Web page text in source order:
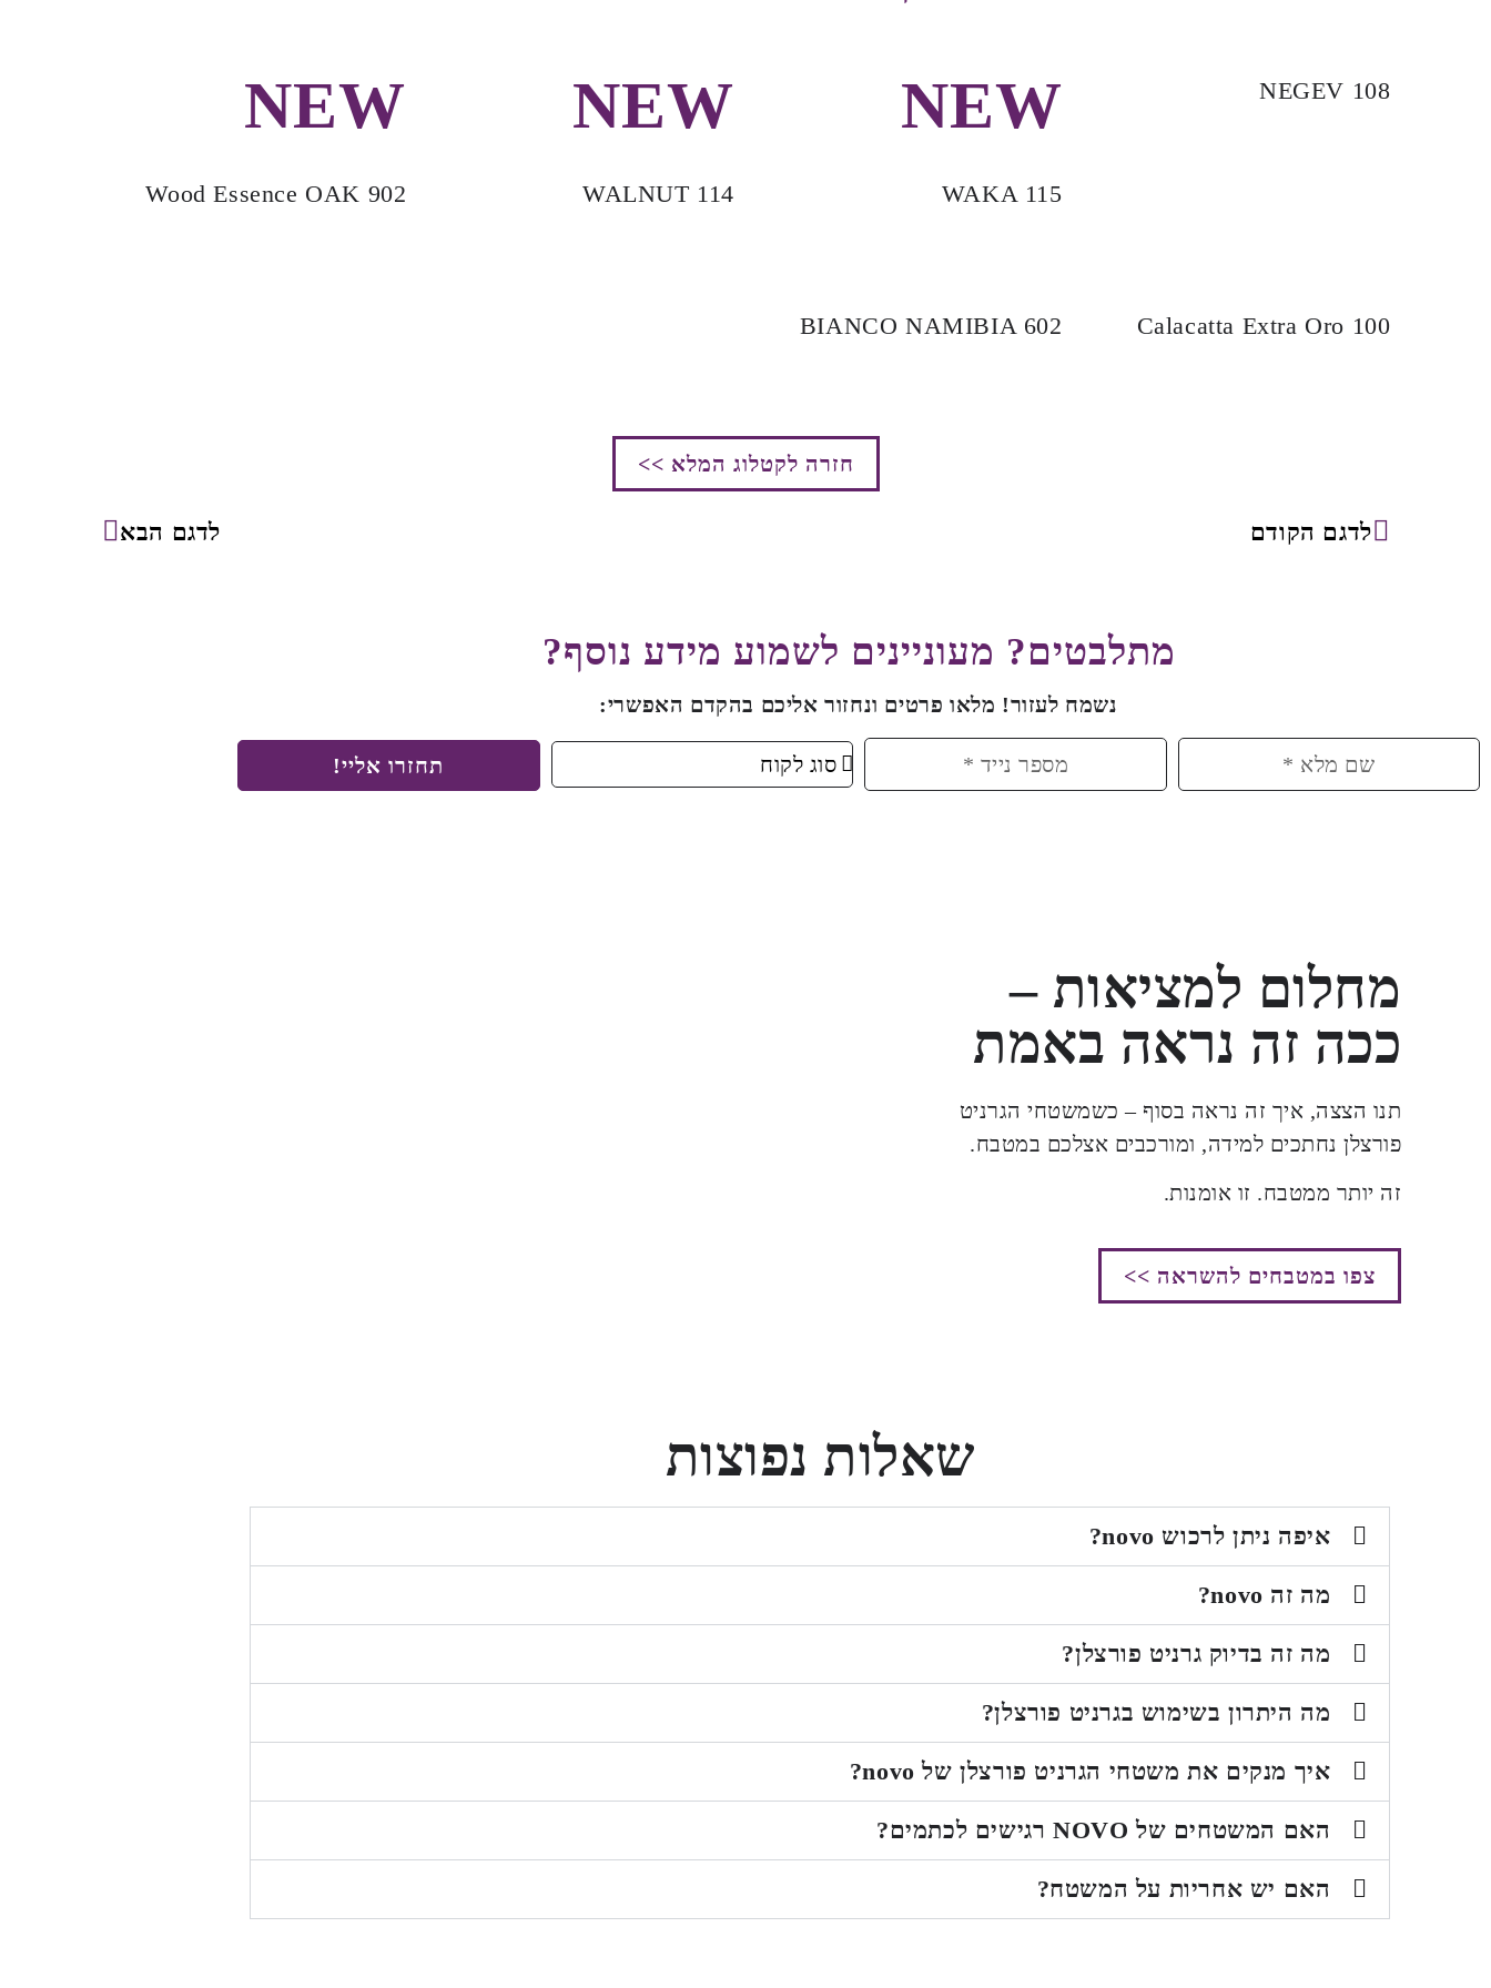
NEGEV 108
NEW
WAKA 115
NEW
WALNUT 114
NEW
Wood Essence OAK 902
Calacatta Extra Oro 100
BIANCO NAMIBIA 602
חזרה לקטלוג המלא >>
לדגם הקודם לדגם הבא
מתלבטים? מעוניינים לשמוע מידע נוסף?
נשמח לעזור! מלאו פרטים ונחזור אליכם בהקדם האפשרי:
תחזרו אליי!
מחלום למציאות –
ככה זה נראה באמת
תנו הצצה, איך זה נראה בסוף – כשמשטחי הגרניט
פורצלן נחתכים למידה, ומורכבים אצלכם במטבח.
זה יותר ממטבח. זו אומנות.
צפו במטבחים להשראה >>
שאלות נפוצות
איפה ניתן לרכוש novo?
מה זה novo?
מה זה בדיוק גרניט פורצלן?
מה היתרון בשימוש בגרניט פורצלן?
איך מנקים את משטחי הגרניט פורצלן של novo?
האם המשטחים של NOVO רגישים לכתמים?
האם יש אחריות על המשטח?